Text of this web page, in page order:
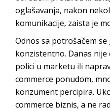
oglašavanja, nakon
komunikacije, zaista je
Odnos sa potrošačem
konzistentno. Danas
polici u marketu ili
commerce ponudom,
konzument percipira.
commerce biznis, a ne